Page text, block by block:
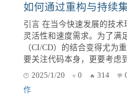
提升代码质量的工具：从代码检查到代码
码质量至关重要。高质量的
性，还可以降低维护成本，
可以借助一些工具，从代码
2024/9/2 0 392 0
构